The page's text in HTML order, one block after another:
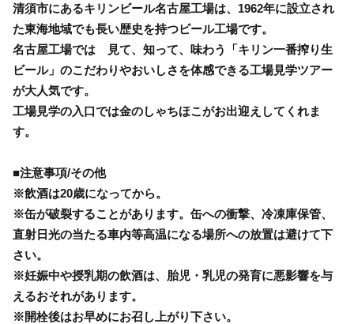
清須市にあるキリンビール名古屋工場は、1962年に設立され
た東海地域でも長い歴史を持つビール工場です。
名古屋工場では 見て、知って、味わう「キリン一番搾り生
ビール」のこだわりやおいしさを体感できる工場見学ツアー
が大人気です。
工場見学の入口では金のしゃちほこがお出迎えしてくれま
す。
■注意事項/その他
※飲酒は20歳になってから。
※缶が破裂することがあります。缶への衝撃、冷凍庫保管、
直射日光の当たる車内等高温になる場所への放置は避けて下
さい。
※妊娠中や授乳期の飲酒は、胎児・乳児の発育に悪影響を与
えるおそれがあります。
※開栓後はお早めにお召し上がり下さい。